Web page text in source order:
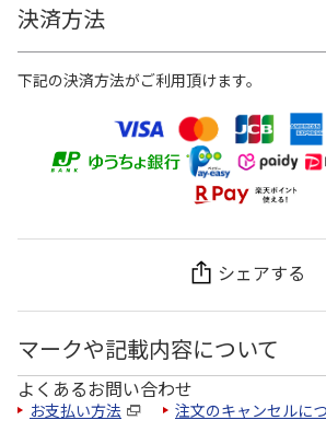
決済方法
下記の決済方法がご利用頂けます。
シェアする
マークや記載内容について
よくあるお問い合わせ
お支払い方法 注文のキャンセルに